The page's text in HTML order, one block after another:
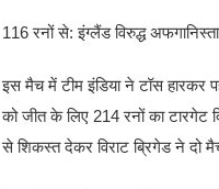
116 रनों से: इंग्लैंड विरुद्ध
इस मैच में टीम इंडिया ने टॉस
को जीत के लिए 214 रनों का
से शिकस्त देकर विराट ब्रिगेड ने दो